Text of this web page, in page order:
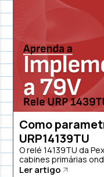
Como
URP14139TU
O relé 14139TU da
cabines primárias
Ler artigo